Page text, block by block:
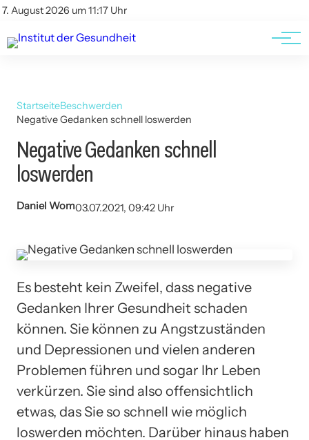
7. August 2026 um 11:17 Uhr
Kontakt
Kontakt
AGBs
StartseiteBeschwerden
Negative Gedanken schnell loswerden
Negative Gedanken schnell
loswerden
Daniel Wom03.07.2021, 09:42 Uhr
Es besteht kein Zweifel, dass negative
Gedanken Ihrer Gesundheit schaden
können. Sie können zu Angstzuständen
und Depressionen und vielen anderen
Problemen führen und sogar Ihr Leben
verkürzen. Sie sind also offensichtlich
etwas, das Sie so schnell wie möglich
loswerden möchten. Darüber hinaus haben